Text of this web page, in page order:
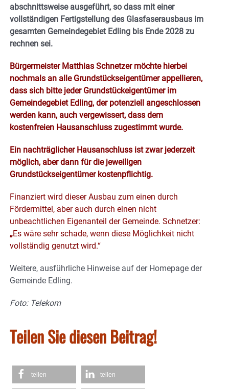
abschnittsweise ausgeführt, so dass mit einer
vollständigen Fertigstellung des Glasfaserausbaus im
gesamten Gemeindegebiet Edling bis Ende 2028 zu
rechnen sei.
Bürgermeister Matthias Schnetzer möchte hierbei
nochmals an alle Grundstückseigentümer appellieren,
dass sich bitte jeder Grundstückeigentümer im
Gemeindegebiet Edling, der potenziell angeschlossen
werden kann, auch vergewissert, dass dem
kostenfreien Hausanschluss zugestimmt wurde.
Ein nachträglicher Hausanschluss ist zwar jederzeit
möglich, aber dann für die jeweiligen
Grundstückseigentümer kostenpflichtig.
Finanziert wird dieser Ausbau zum einen durch
Fördermittel, aber auch durch einen nicht
unbeachtlichen Eigenanteil der Gemeinde. Schnetzer:
„Es wäre sehr schade, wenn diese Möglichkeit nicht
vollständig genutzt wird.“
Weitere, ausführliche Hinweise auf der Homepage der
Gemeinde Edling.
Foto: Telekom
Teilen Sie diesen Beitrag!
teilen teilen